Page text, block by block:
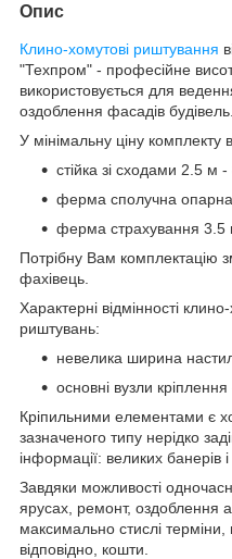
Опис
Клино-хомутові риштування
"Техпром" - професійне
використовується для
оздоблення фасадів будівель.
У мінімальну ціну комплекту
стійка зі сходами 2.5 м
ферма сполучна
ферма страхування 3.5
Потрібну Вам комплектацію
фахівець.
Характерні відмінності
риштувань:
невелика ширина
основні вузли
Кріпильними елементами є
зазначеного типу нерідко
інформації: великих банерів і
Завдяки можливості
ярусах, ремонт, оздоблення
максимально стислі
відповідно, кошти.